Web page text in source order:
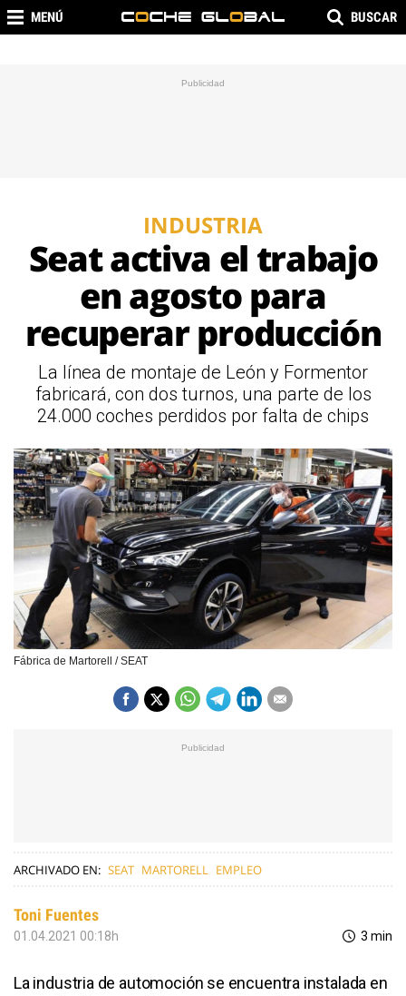
MENÚ BUSCAR
INDUSTRIA
Seat activa el trabajo
en agosto para
recuperar producción
La línea de montaje de León y Formentor
fabricará, con dos turnos, una parte de los
24.000 coches perdidos por falta de chips
Fábrica de Martorell / SEAT
ARCHIVADO EN: SEAT MARTORELL EMPLEO
Toni Fuentes
01.04.2021 00:18h 3 min
La industria de automoción se encuentra instalada en